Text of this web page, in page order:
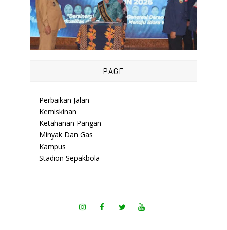
PAGE
Perbaikan Jalan
Kemiskinan
Ketahanan Pangan
Minyak Dan Gas
Kampus
Stadion Sepakbola